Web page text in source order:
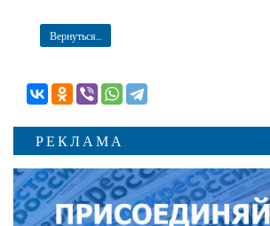
Вернуться...
РЕКЛАМА